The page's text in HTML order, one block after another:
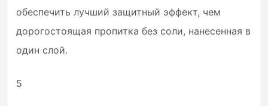
обеспечить лучший защитный эффект, чем
дорогостоящая пропитка без соли, нанесенная в
один слой.
5